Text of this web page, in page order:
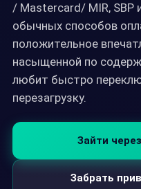
/ Mastercard/ MIR, SBP
обычных способов
положительное
насыщенной по
любит быстро
перезагрузку.
Зайти
Забрать